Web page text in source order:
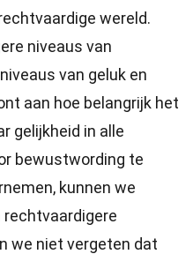
wereld.
niveaus van
van geluk en
aan hoe belangrijk het
gelijkheid in alle
bewustwording te
kunnen we
rechtvaardigere
we niet vergeten dat